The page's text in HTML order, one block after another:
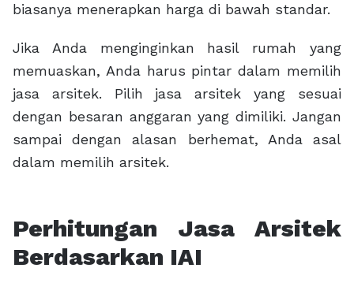
biasanya menerapkan harga di bawah standar.
Jika Anda menginginkan hasil rumah yang
memuaskan, Anda harus pintar dalam memilih
jasa arsitek. Pilih jasa arsitek yang sesuai
dengan besaran anggaran yang dimiliki. Jangan
sampai dengan alasan berhemat, Anda asal
dalam memilih arsitek.
Perhitungan Jasa Arsitek
Berdasarkan IAI